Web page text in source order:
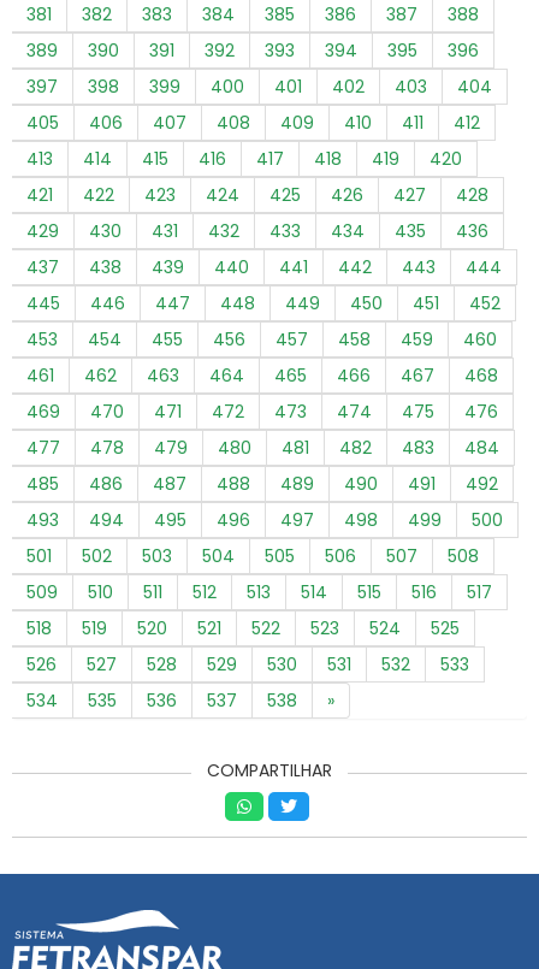
381
382 383 384 385 386 387
388
389
390 391 392 393 394 395
396
397
398 399 400 401 402 403
404
405
406 407 408 409 410 411
412
413
414 415 416 417 418 419
420
421
422 423 424 425 426 427
428
429
430 431 432 433 434 435
436
437
438 439 440 441 442 443
444
445
446 447 448 449 450 451
452
453
454 455 456 457 458 459
460
461
462 463 464 465 466 467
468
469
470 471 472 473 474 475
476
477
478 479 480 481 482 483
484
485
486 487 488 489 490 491
492
493
494 495 496 497 498 499
500
501
502 503 504 505 506 507
508
509
510 511 512 513 514 515 516
517
518
519 520 521 522 523 524
525
526
527 528 529 530 531 532
533
534
535 536 537 538 »
COMPARTILHAR